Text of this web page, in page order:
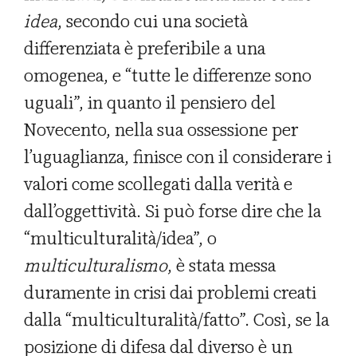
idea, secondo cui una società
differenziata è preferibile a una
omogenea, e “tutte le differenze sono
uguali”, in quanto il pensiero del
Novecento, nella sua ossessione per
l’uguaglianza, finisce con il considerare i
valori come scollegati dalla verità e
dall’oggettività. Si può forse dire che la
“multiculturalità/idea”, o
multiculturalismo, è stata messa
duramente in crisi dai problemi creati
dalla “multiculturalità/fatto”. Così, se la
posizione di difesa dal diverso è un